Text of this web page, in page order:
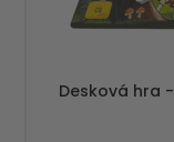
Desková hra